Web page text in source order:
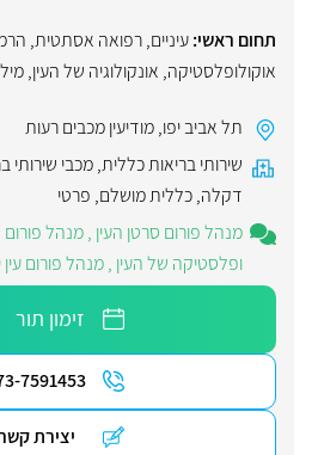
תחום ראשי:עיניים,רפואה אסתטית,
אוקולופלסטיקה, אונקולוגיה של העין,
תל אביב יפו,מודיעין מכבים רעות
שירותי בריאות כללית,מכבי שירותי
דקלה,כללית מושלם, פרטי
מנהל פורום סרטן העין ,מנהל
ופלסטיקה של העין ,מנהל פורום
זימון תור
7591453
יצירת